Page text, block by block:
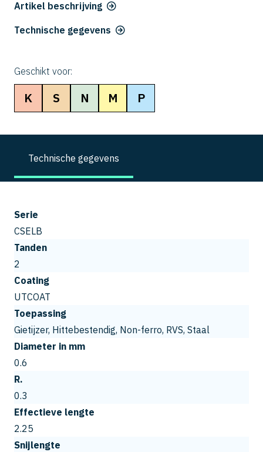
Artikel beschrijving
Technische gegevens
Geschikt voor:
K S N M P
Technische gegevens
Serie
CSELB
Tanden
2
Coating
UTCOAT
Toepassing
Gietijzer, Hittebestendig, Non-ferro, RVS, Staal
Diameter in mm
0.6
R.
0.3
Effectieve lengte
2.25
Snijlengte